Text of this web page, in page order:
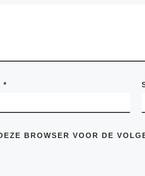
*
BROWSER VOOR DE